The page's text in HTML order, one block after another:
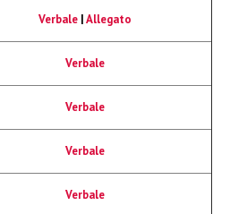
Verbale|Allegato
Verbale
Verbale
Verbale
Verbale